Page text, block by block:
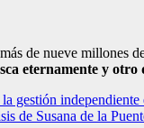
de nueve millones
eternamente y
gestión
de Susana de la